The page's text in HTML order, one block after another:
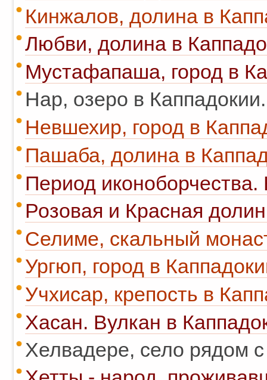
Кинжалов, долина в
Любви, долина в
Мустафапаша, город в
Нар, озеро в Каппадокии.
Невшехир, город в
Пашаба, долина в
Период иконоборчества.
Розовая и Красная
Селиме, скальный
Ургюп, город в
Учхисар, крепость в
Хасан. Вулкан в
Хелвадере, село рядом